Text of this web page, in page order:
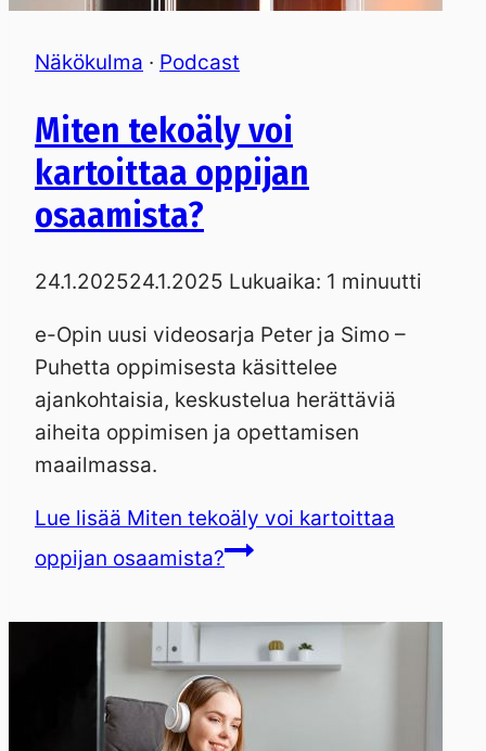
Näkökulma · Podcast
Miten tekoäly voi
kartoittaa oppijan
osaamista?
24.1.202524.1.2025 Lukuaika: 1 minuutti
e-Opin uusi videosarja Peter ja Simo –
Puhetta oppimisesta käsittelee
ajankohtaisia, keskustelua herättäviä
aiheita oppimisen ja opettamisen
maailmassa.
Lue lisää Miten tekoäly voi kartoittaa
oppijan osaamista?